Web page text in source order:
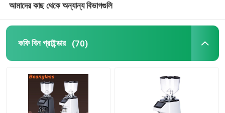
আমাদের কাছ থেকে অন্যান্য বিভাগগুলি
কফি বিন গ্রাইন্ডার (70)